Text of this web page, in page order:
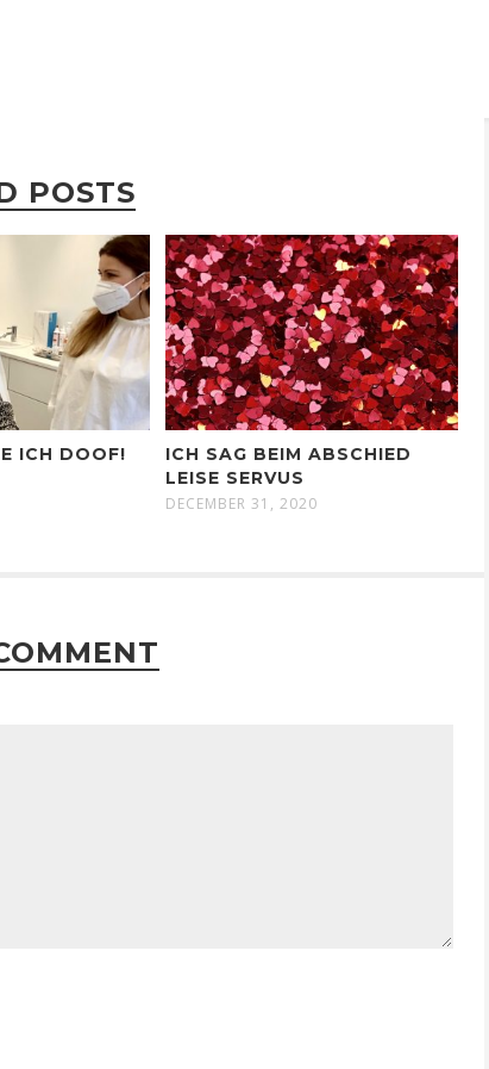
POSTS
ICH DOOF!
ICH SAG BEIM ABSCHIED
LEISE SERVUS
DECEMBER 31, 2020